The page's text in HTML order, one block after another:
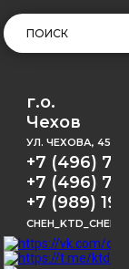
г.о.
Чехов
УЛ. ЧЕХОВА, 45
+7 (496)
+7 (496)
+7 (989)